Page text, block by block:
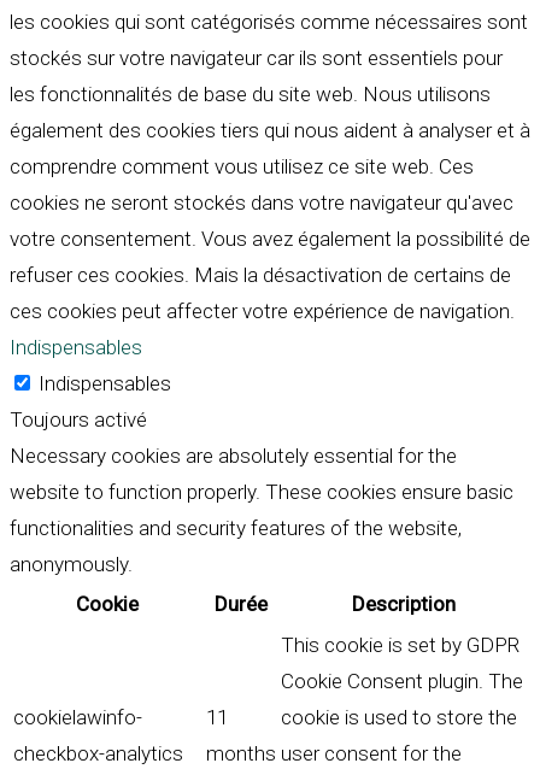
les cookies qui sont catégorisés comme nécessaires sont
stockés sur votre navigateur car ils sont essentiels pour
les fonctionnalités de base du site web. Nous utilisons
également des cookies tiers qui nous aident à analyser et à
comprendre comment vous utilisez ce site web. Ces
cookies ne seront stockés dans votre navigateur qu'avec
votre consentement. Vous avez également la possibilité de
refuser ces cookies. Mais la désactivation de certains de
ces cookies peut affecter votre expérience de navigation.
Indispensables
Indispensables
Toujours activé
Necessary cookies are absolutely essential for the
website to function properly. These cookies ensure basic
functionalities and security features of the website,
anonymously.
Cookie
Durée Description
cookielawinfo-
checkbox-analytics
11
months
This cookie is set by GDPR
Cookie Consent plugin. The
cookie is used to store the
user consent for the